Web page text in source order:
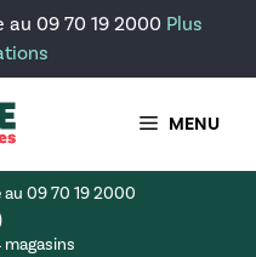
au 09 70 19 2000 Plus
MENU
09 70 19 2000